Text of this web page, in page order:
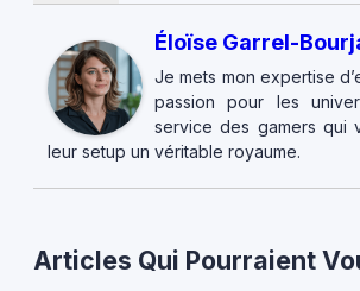
Éloïse Garrel-
Je mets mon expertise
passion pour les
service des gamers qui
leur setup un véritable royaume.
Articles Qui Pourraient